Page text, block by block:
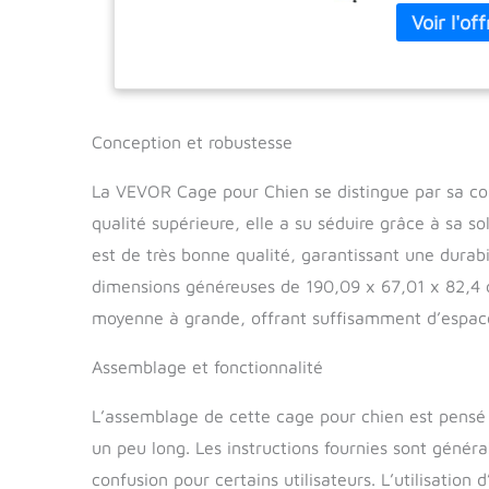
confort
de cage
animaux
stabilité
peuvent
L amélioré
partir de
long terme
est dotée de
percés qui
temps et
Conception et robustesse
La VEVOR Cage pour Chien se distingue par sa
qualité supérieure, elle a su séduire grâce à sa
est de très bonne qualité, garantissant une
dimensions généreuses de 190,09 x 67,01 x
moyenne à grande, offrant suffisamment
Assemblage et fonctionnalité
L’assemblage de cette cage pour chien est
un peu long. Les instructions fournies sont
confusion pour certains utilisateurs. L’utilisation